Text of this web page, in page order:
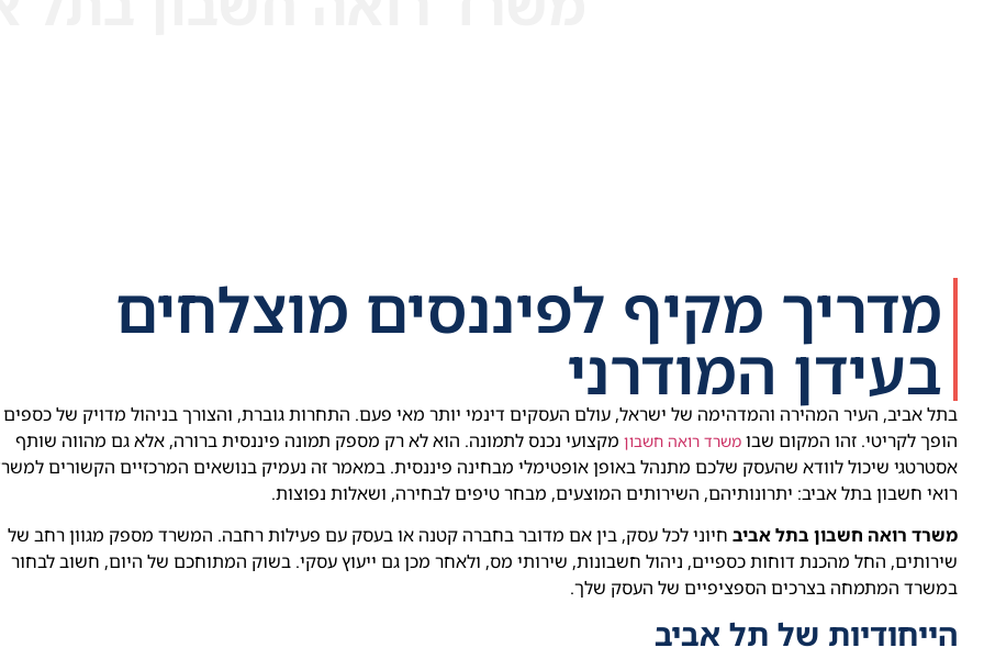
מדריך מקיף לפיננסים מוצלחים
בעידן המודרני
בתל אביב, העיר המהירה והמדהימה של ישראל, עולם העסקים דינמי יותר מאי פעם. התחרות גוברת, והצורך בניהול מדויק של כספים
הופך לקריטי. זהו המקום שבו משרד רואה חשבון מקצועי נכנס לתמונה. הוא לא רק מספק תמונה פיננסית ברורה, אלא גם מהווה שותף
אסטרטגי שיכול לוודא שהעסק שלכם מתנהל באופן אופטימלי מבחינה פיננסית. במאמר זה נעמיק בנושאים המרכזיים הקשורים
רואי חשבון בתל אביב: יתרונותיהם, השירותים המוצעים, מבחר טיפים לבחירה, ושאלות נפוצות.
משרד רואה חשבון בתל אביב חיוני לכל עסק, בין אם מדובר בחברה קטנה או בעסק עם פעילות רחבה. המשרד מספק מגוון רחב של
שירותים, החל מהכנת דוחות כספיים, ניהול חשבונות, שירותי מס, ולאחר מכן גם ייעוץ עסקי. בשוק המתוחכם של היום, חשוב לבחור
במשרד המתמחה בצרכים הספציפיים של העסק שלך.
הייחודיות של תל אביב